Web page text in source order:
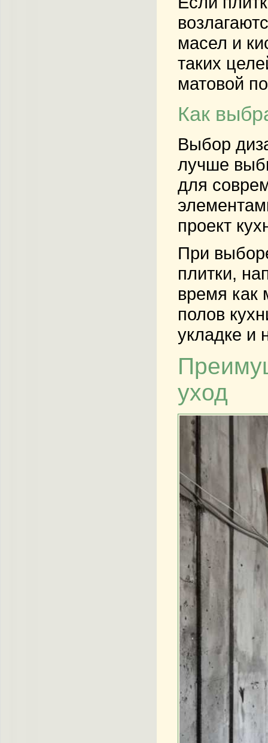
масел и
таких
матовой
Как
Выбор
лучше
для
проект
При
плитки,
время как
полов
укладке и
уход